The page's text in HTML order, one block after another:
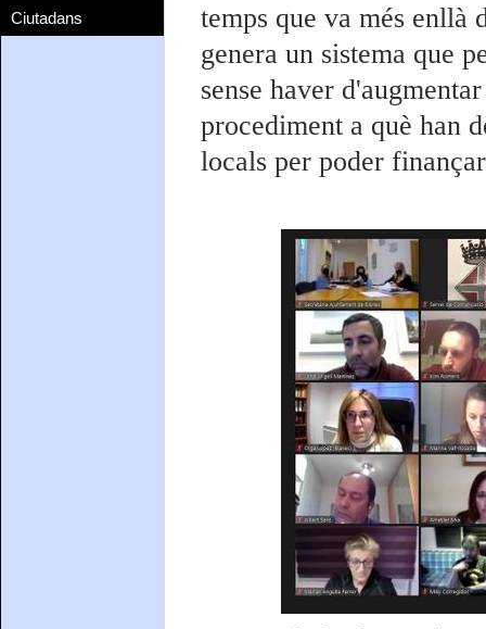
Ciutadans
temps que va més enllà
genera un sistema que
sense haver
procediment a què han
locals per poder